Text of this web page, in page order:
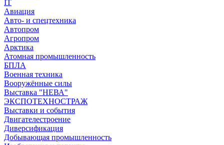
IT
Авиация
Авто- и спецтехника
Автопром
Агропром
Арктика
Атомная промышленность
БПЛА
Военная техника
Вооружённые силы
Выставка "НЕВА"
ЭКСПОТЕХНОСТРАЖ
Выставки и события
Двигателестроение
Диверсификация
Добывающая промышленность